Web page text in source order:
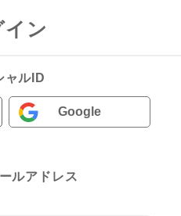
イン
ャルID
Google
ルアドレス